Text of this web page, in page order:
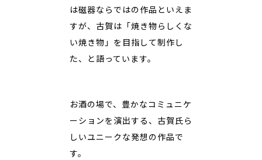
は磁器ならではの作品といえま
すが、古賀は「焼き物らしくな
い焼き物」を目指して制作し
た、と語っています。
お酒の場で、豊かなコミュニケ
ーションを演出する、古賀氏ら
しいユニークな発想の作品で
す。